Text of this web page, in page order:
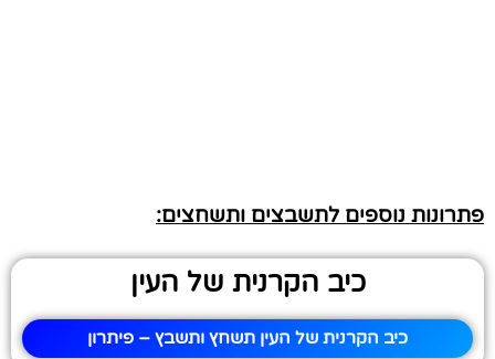
פתרונות נוספים לתשבצים ותשחצים:
כיב הקרנית של העין
כיב הקרנית של העין תשחץ ותשבץ – פיתרון